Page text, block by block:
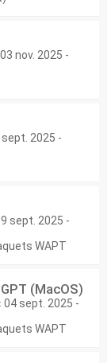
03 nov. 2025 -
2025 -
sept. 2025 -
WAPT
(MacOS)
04 sept. 2025 -
WAPT